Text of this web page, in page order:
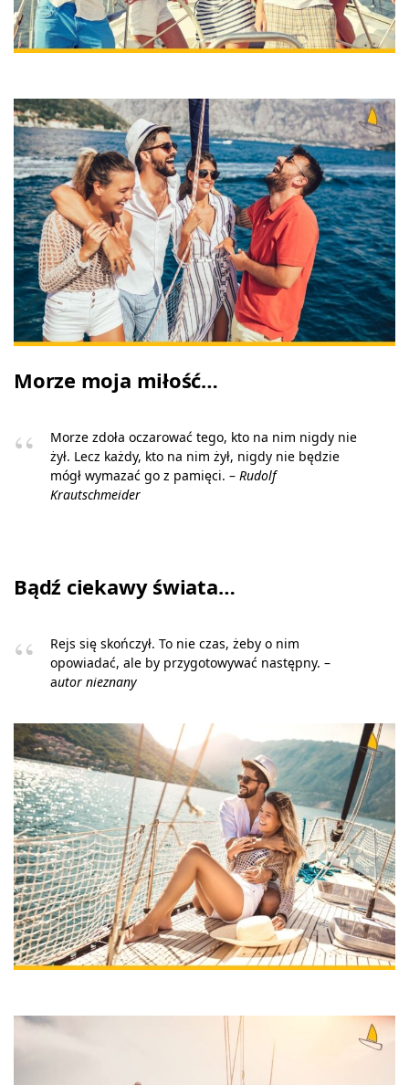
Morze moja miłość…
Morze zdoła oczarować tego, kto na nim nigdy nie
żył. Lecz każdy, kto na nim żył, nigdy nie będzie
mógł wymazać go z pamięci. – Rudolf
Krautschmeider
Bądź ciekawy świata…
Rejs się skończył. To nie czas, żeby o nim
opowiadać, ale by przygotowywać następny. –
autor nieznany